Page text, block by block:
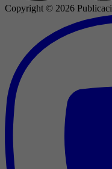
Copyright © 2026